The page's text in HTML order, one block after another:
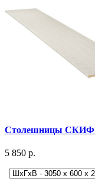
Столешницы СКИФ
5 850 р.